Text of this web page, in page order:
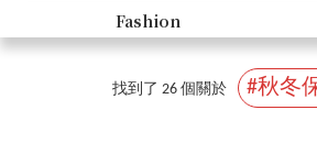
找到了 26 個關於 #秋冬